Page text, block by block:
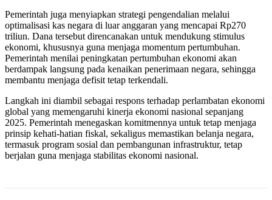
Pemerintah juga menyiapkan strategi pengendalian melalui
optimalisasi kas negara di luar anggaran yang mencapai Rp270
triliun. Dana tersebut direncanakan untuk mendukung stimulus
ekonomi, khususnya guna menjaga momentum pertumbuhan.
Pemerintah menilai peningkatan pertumbuhan ekonomi akan
berdampak langsung pada kenaikan penerimaan negara, sehingga
membantu menjaga defisit tetap terkendali.
Langkah ini diambil sebagai respons terhadap perlambatan ekonomi
global yang memengaruhi kinerja ekonomi nasional sepanjang
2025. Pemerintah menegaskan komitmennya untuk tetap menjaga
prinsip kehati-hatian fiskal, sekaligus memastikan belanja negara,
termasuk program sosial dan pembangunan infrastruktur, tetap
berjalan guna menjaga stabilitas ekonomi nasional.